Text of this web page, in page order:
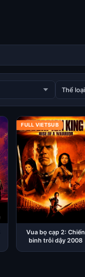
FULL VIETSUB
Vua bọ cạp 2: Chiến
binh trỗi dậy 2008